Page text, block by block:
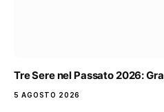
Tre Sere nel Passato 2026:
5 AGOSTO 2026